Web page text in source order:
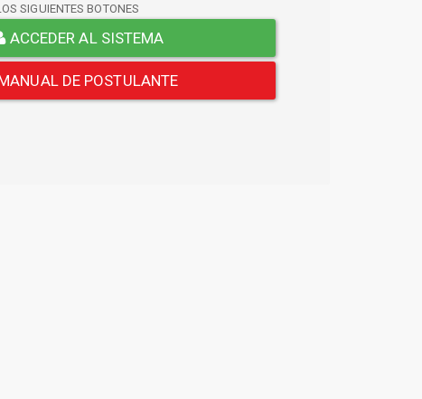
SIGUIENTES BOTONES
ACCEDER AL SISTEMA
DE POSTULANTE